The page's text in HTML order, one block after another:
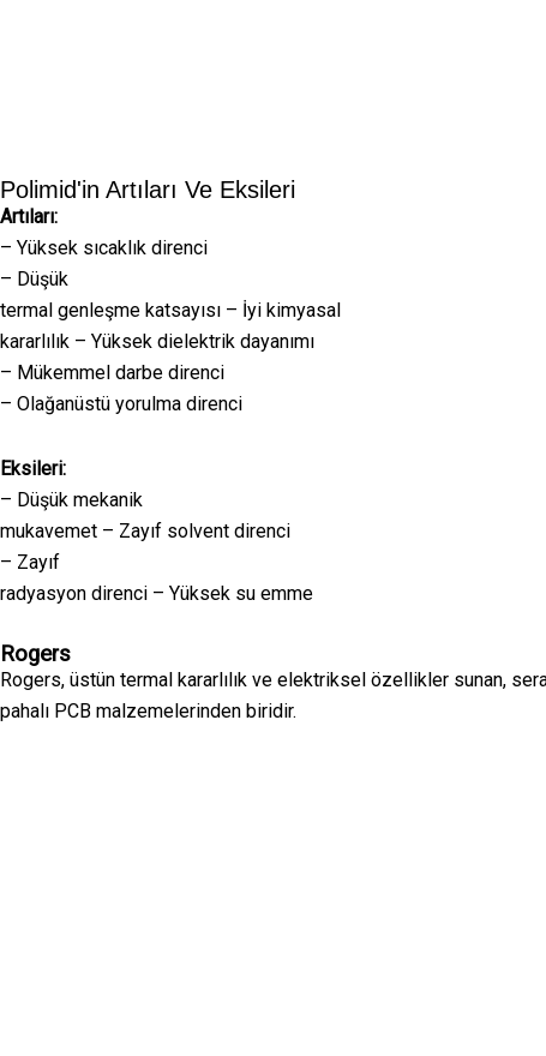
Polimid'in Artıları Ve Eksileri
Artıları:
– Yüksek sıcaklık direnci
– Düşük
termal genleşme katsayısı – İyi kimyasal
kararlılık – Yüksek dielektrik dayanımı
– Mükemmel darbe direnci
– Olağanüstü yorulma direnci
Eksileri:
– Düşük mekanik
mukavemet – Zayıf solvent direnci
– Zayıf
radyasyon direnci – Yüksek su emme
Rogers
Rogers, üstün termal kararlılık ve elektriksel özellikler sunan,
pahalı PCB malzemelerinden biridir.